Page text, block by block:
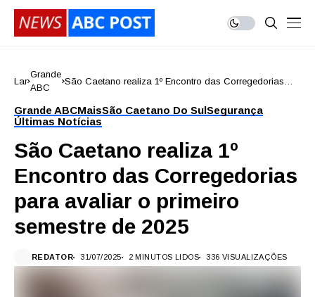
Lar
Grande
ABC
São Caetano realiza 1º Encontro das Corregedorias
Grande ABCMaisSão Caetano Do SulSegurança
Últimas Notícias
São Caetano realiza 1º
Encontro das Corregedorias
para avaliar o primeiro
semestre de 2025
REDATOR 31/07/2025 2 MINUTOS LIDOS 336 VISUALIZAÇÕES